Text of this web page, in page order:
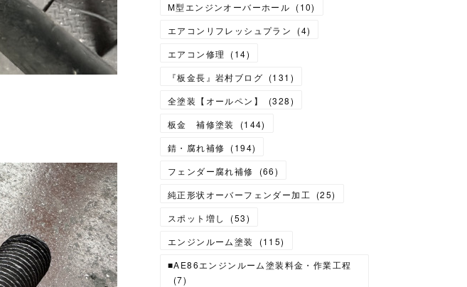
M型エンジンオーバーホール (10)
エアコンリフレッシュプラン
(4)
エアコン修理
(14)
『板金長』岩村ブログ (131 )
全塗装【オールペン】
(328)
板金 補修塗装
(144)
錆・腐れ補修 (194)
フェンダー腐れ補修
(66)
純正形状オーバーフェンダー加工
(25)
スポット増し
(53)
エンジンルーム塗装
(115)
■AE86エンジンルーム塗装料金・作業工程
(7)